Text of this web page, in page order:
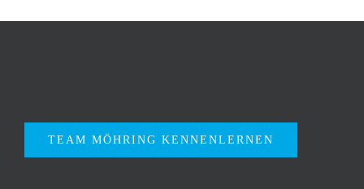
TEAM MÖHRING KENNENLERNEN